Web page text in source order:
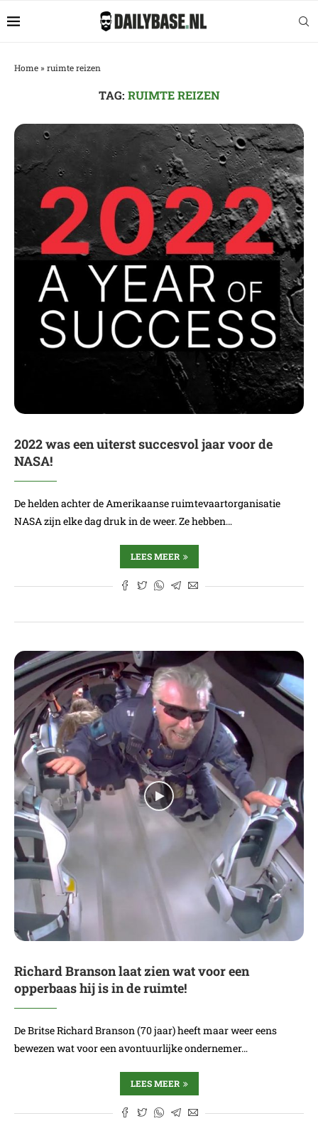
Home» ruimte reizen
TAG: RUIMTE REIZEN
2022 was een uiterst succesvol jaar voor de
NASA!
De helden achter de Amerikaanse ruimtevaartorganisatie
NASA zijn elke dag druk in de weer. Ze hebben…
LEES MEER
Richard Branson laat zien wat voor een
opperbaas hij is in de ruimte!
De Britse Richard Branson (70 jaar) heeft maar weer eens
bewezen wat voor een avontuurlijke ondernemer…
LEES MEER